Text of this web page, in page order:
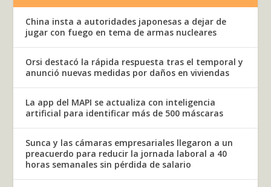
China insta a autoridades japonesas a dejar de
jugar con fuego en tema de armas nucleares
Orsi destacó la rápida respuesta tras el temporal y
anunció nuevas medidas por daños en viviendas
La app del MAPI se actualiza con inteligencia
artificial para identificar más de 500 máscaras
Sunca y las cámaras empresariales llegaron a un
preacuerdo para reducir la jornada laboral a 40
horas semanales sin pérdida de salario